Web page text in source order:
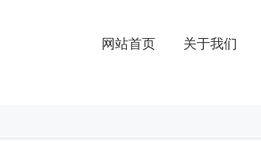
网站首页 关于我们